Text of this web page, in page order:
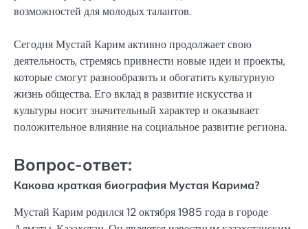
возможностей для молодых талантов.
Сегодня Мустай Карим активно продолжает свою
деятельность, стремясь привнести новые идеи и проекты,
которые смогут разнообразить и обогатить культурную
жизнь общества. Его вклад в развитие искусства и
культуры носит значительный характер и оказывает
положительное влияние на социальное развитие региона.
Вопрос-ответ:
Какова краткая биография Мустая Карима?
Мустай Карим родился 12 октября 1985 года в городе